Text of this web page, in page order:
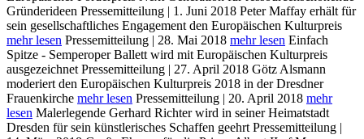
Gründerideen Pressemitteilung | 1. Juni 2018 Peter Maffay erhält für
sein gesellschaftliches Engagement den Europäischen Kulturpreis
mehr lesen Pressemitteilung | 28. Mai 2018 mehr lesen Einfach
Spitze - Semperoper Ballett wird mit Europäischen Kulturpreis
ausgezeichnet Pressemitteilung | 27. April 2018 Götz Alsmann
moderiert den Europäischen Kulturpreis 2018 in der Dresdner
Frauenkirche mehr lesen Pressemitteilung | 20. April 2018 mehr
lesen Malerlegende Gerhard Richter wird in seiner Heimatstadt
Dresden für sein künstlerisches Schaffen geehrt Pressemitteilung |